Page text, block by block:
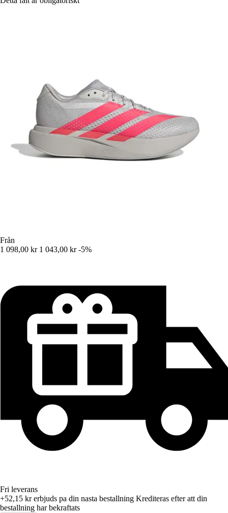
Från
1 098,00 kr 1 043,00 kr -5%
Fri leverans
+52,15 krerbjuds pa din nasta bestallning Krediteras efter att din
bestallning har bekraftats